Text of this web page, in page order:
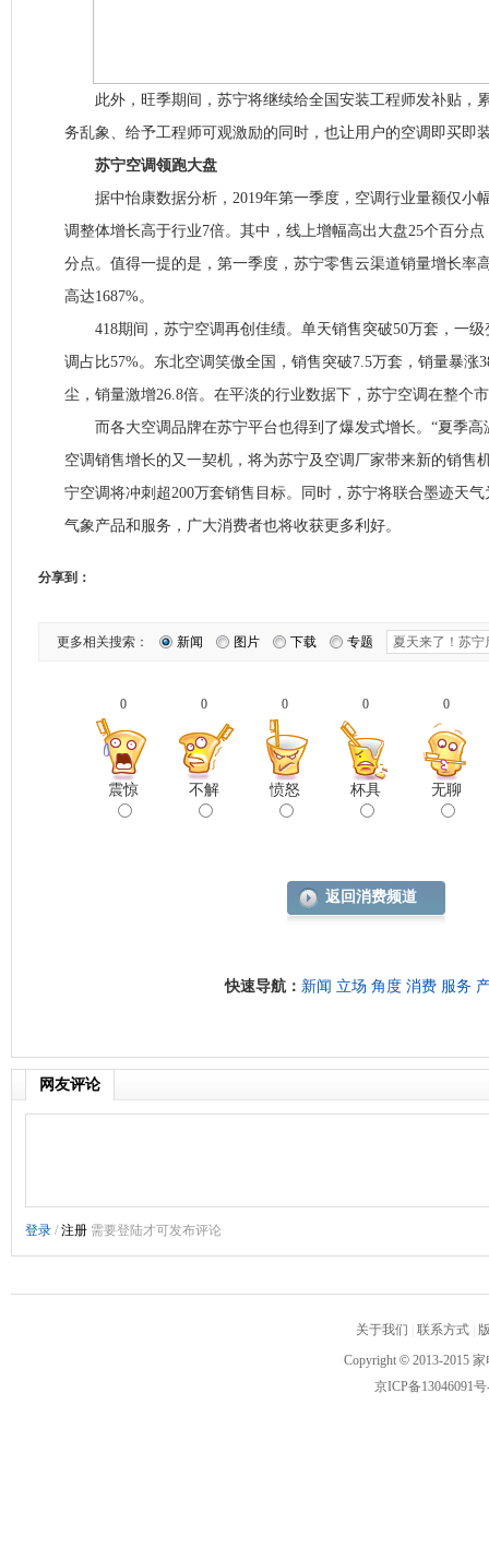
此外，旺季期间，苏宁将继续给全国安装工程师发补贴，
务乱象、给予工程师可观激励的同时，也让用户的空调即买即
苏宁空调领跑大盘
据中怡康数据分析，2019年第一季度，空调行业量额仅小
调整体增长高于行业7倍。其中，线上增幅高出大盘25个百分
分点。值得一提的是，第一季度，苏宁零售云渠道销量增长率
高达1687%。
418期间，苏宁空调再创佳绩。单天销售突破50万套，一级
调占比57%。东北空调笑傲全国，销售突破7.5万套，销量暴涨
尘，销量激增26.8倍。在平淡的行业数据下，苏宁空调在整个
而各大空调品牌在苏宁平台也得到了爆发式增长。“夏季高
空调销售增长的又一契机，将为苏宁及空调厂家带来新的销售
宁空调将冲刺超200万套销售目标。同时，苏宁将联合墨迹天
气象产品和服务，广大消费者也将收获更多利好。
分享到：
更多相关搜索： 新闻 图片 下载 专题
0
震惊
0
不解
0
愤怒
0
杯具
0
无聊
返回消费频道
快速导航： 新闻 立场 角度 消费 服务
网友评论
关于我们 联系方式
Copyright © 2013-2015
京ICP备13046091号